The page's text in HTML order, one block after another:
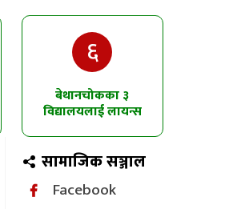
६
बेथानचोकका ३
विद्यालयलाई लायन्स
सामाजिक सञ्जाल
Facebook